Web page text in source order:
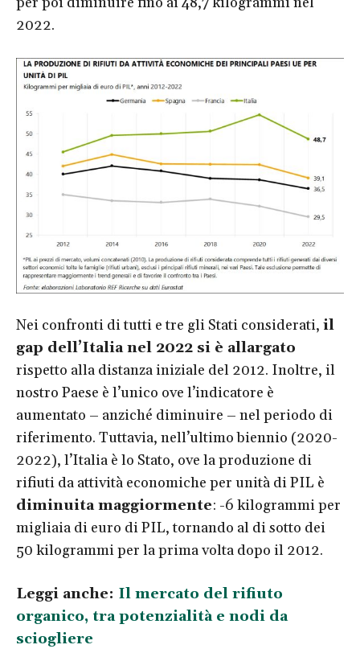
2022.
Nei confronti di tutti e tre gli Stati considerati, il
gap dell’Italia nel 2022 si è allargato
rispetto alla distanza iniziale del 2012. Inoltre, il
nostro Paese è l’unico ove l’indicatore è
aumentato – anziché diminuire – nel periodo di
riferimento. Tuttavia, nell’ultimo biennio (2020-
2022), l’Italia è lo Stato, ove la produzione di
rifiuti da attività economiche per unità di PIL è
diminuita maggiormente: -6 kilogrammi per
migliaia di euro di PIL, tornando al di sotto dei
50 kilogrammi per la prima volta dopo il 2012.
Leggi anche: Il mercato del rifiuto
organico, tra potenzialità e nodi da
sciogliere